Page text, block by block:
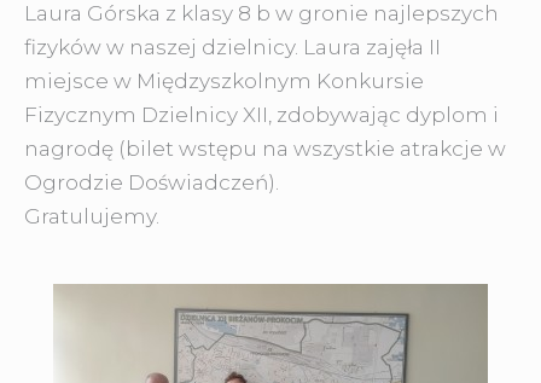
Laura Górska z klasy 8 b w gronie najlepszych
fizyków w naszej dzielnicy. Laura zajęła II
miejsce w Międzyszkolnym Konkursie
Fizycznym Dzielnicy XII, zdobywając dyplom i
nagrodę (bilet wstępu na wszystkie atrakcje w
Ogrodzie Doświadczeń).
Gratulujemy.